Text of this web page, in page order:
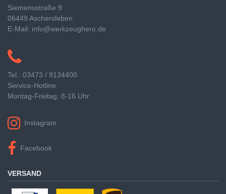
Siemensstraße 9
06449 Aschersleben
E-Mail: info@werkzeughero.de
Tel.: 03473 / 9134400
Service-Hotline
Montag-Freitag: 8-16 Uhr
Instagram
Facebook
VERSAND